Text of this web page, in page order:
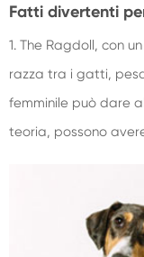
Fatti divertenti
1. The Ragdoll, con
razza tra i gatti,
femminile può dare
teoria, possono